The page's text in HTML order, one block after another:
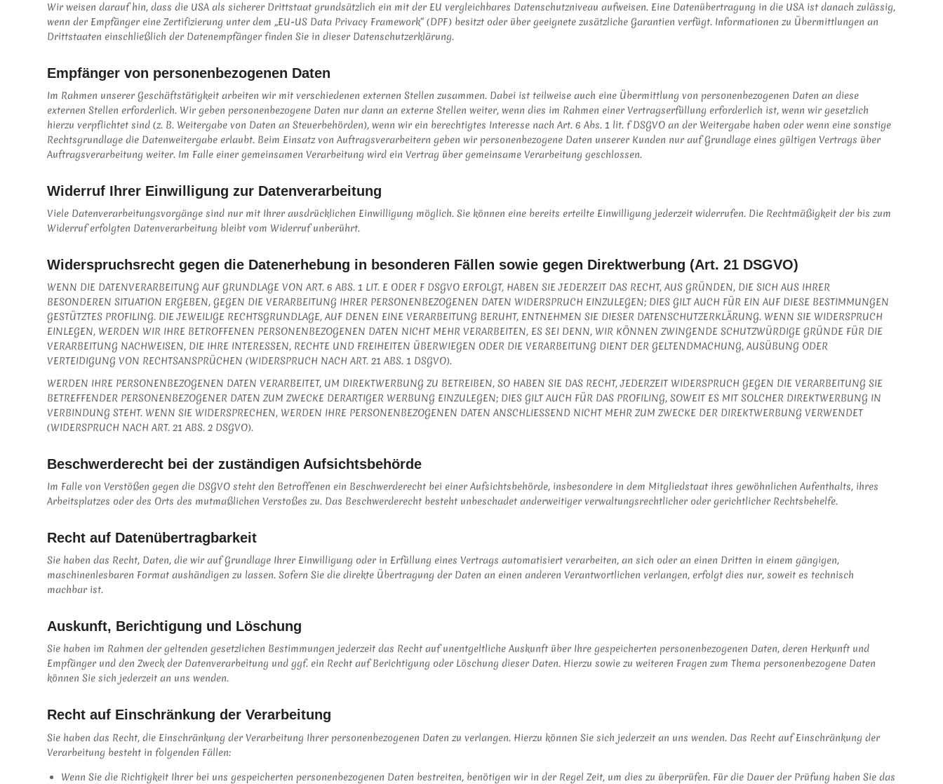
Wir weisen darauf hin, dass die USA als sicherer Drittstaat grundsätzlich ein mit der EU vergleichbares Datenschutzniveau aufweisen. Eine Datenübertragung in die USA ist danach zulässig,
wenn der Empfänger eine Zertifizierung unter dem „EU-US Data Privacy Framework“ (DPF) besitzt oder über geeignete zusätzliche Garantien verfügt. Informationen zu Übermittlungen an
Drittstaaten einschließlich der Datenempfänger finden Sie in dieser Datenschutzerklärung.
Empfänger von personenbezogenen Daten
Im Rahmen unserer Geschäftstätigkeit arbeiten wir mit verschiedenen externen Stellen zusammen. Dabei ist teilweise auch eine Übermittlung von personenbezogenen Daten an diese
externen Stellen erforderlich. Wir geben personenbezogene Daten nur dann an externe Stellen weiter, wenn dies im Rahmen einer Vertragserfüllung erforderlich ist, wenn wir gesetzlich
hierzu verpflichtet sind (z. B. Weitergabe von Daten an Steuerbehörden), wenn wir ein berechtigtes Interesse nach Art. 6 Abs. 1 lit. f DSGVO an der Weitergabe haben oder wenn eine sonstige
Rechtsgrundlage die Datenweitergabe erlaubt. Beim Einsatz von Auftragsverarbeitern geben wir personenbezogene Daten unserer Kunden nur auf Grundlage eines gültigen Vertrags über
Auftragsverarbeitung weiter. Im Falle einer gemeinsamen Verarbeitung wird ein Vertrag über gemeinsame Verarbeitung geschlossen.
Widerruf Ihrer Einwilligung zur Datenverarbeitung
Viele Datenverarbeitungsvorgänge sind nur mit Ihrer ausdrücklichen Einwilligung möglich. Sie können eine bereits erteilte Einwilligung jederzeit widerrufen. Die Rechtmäßigkeit der bis zum
Widerruf erfolgten Datenverarbeitung bleibt vom Widerruf unberührt.
Widerspruchsrecht gegen die Datenerhebung in besonderen Fällen sowie gegen Direktwerbung (Art. 21 DSGVO)
WENN DIE DATENVERARBEITUNG AUF GRUNDLAGE VON ART. 6 ABS. 1 LIT. E ODER F DSGVO ERFOLGT, HABEN SIE JEDERZEIT DAS RECHT, AUS GRÜNDEN, DIE SICH AUS IHRER
BESONDEREN SITUATION ERGEBEN, GEGEN DIE VERARBEITUNG IHRER PERSONENBEZOGENEN DATEN WIDERSPRUCH EINZULEGEN; DIES GILT AUCH FÜR EIN AUF DIESE BESTIMMUNGEN
GESTÜTZTES PROFILING. DIE JEWEILIGE RECHTSGRUNDLAGE, AUF DENEN EINE VERARBEITUNG BERUHT, ENTNEHMEN SIE DIESER DATENSCHUTZERKLÄRUNG. WENN SIE WIDERSPRUCH
EINLEGEN, WERDEN WIR IHRE BETROFFENEN PERSONENBEZOGENEN DATEN NICHT MEHR VERARBEITEN, ES SEI DENN, WIR KÖNNEN ZWINGENDE SCHUTZWÜRDIGE GRÜNDE FÜR DIE
VERARBEITUNG NACHWEISEN, DIE IHRE INTERESSEN, RECHTE UND FREIHEITEN ÜBERWIEGEN ODER DIE VERARBEITUNG DIENT DER GELTENDMACHUNG, AUSÜBUNG ODER
VERTEIDIGUNG VON RECHTSANSPRÜCHEN (WIDERSPRUCH NACH ART. 21 ABS. 1 DSGVO).
WERDEN IHRE PERSONENBEZOGENEN DATEN VERARBEITET, UM DIREKTWERBUNG ZU BETREIBEN, SO HABEN SIE DAS RECHT, JEDERZEIT WIDERSPRUCH GEGEN DIE VERARBEITUNG SIE
BETREFFENDER PERSONENBEZOGENER DATEN ZUM ZWECKE DERARTIGER WERBUNG EINZULEGEN; DIES GILT AUCH FÜR DAS PROFILING, SOWEIT ES MIT SOLCHER DIREKTWERBUNG IN
VERBINDUNG STEHT. WENN SIE WIDERSPRECHEN, WERDEN IHRE PERSONENBEZOGENEN DATEN ANSCHLIESSEND NICHT MEHR ZUM ZWECKE DER DIREKTWERBUNG VERWENDET
(WIDERSPRUCH NACH ART. 21 ABS. 2 DSGVO).
Beschwerde­recht bei der zuständigen Aufsichts­behörde
Im Falle von Verstößen gegen die DSGVO steht den Betroffenen ein Beschwerderecht bei einer Aufsichtsbehörde, insbesondere in dem Mitgliedstaat ihres gewöhnlichen Aufenthalts, ihres
Arbeitsplatzes oder des Orts des mutmaßlichen Verstoßes zu. Das Beschwerderecht besteht unbeschadet anderweitiger verwaltungsrechtlicher oder gerichtlicher Rechtsbehelfe.
Recht auf Daten­übertrag­barkeit
Sie haben das Recht, Daten, die wir auf Grundlage Ihrer Einwilligung oder in Erfüllung eines Vertrags automatisiert verarbeiten, an sich oder an einen Dritten in einem gängigen,
maschinenlesbaren Format aushändigen zu lassen. Sofern Sie die direkte Übertragung der Daten an einen anderen Verantwortlichen verlangen, erfolgt dies nur, soweit es technisch
machbar ist.
Auskunft, Berichtigung und Löschung
Sie haben im Rahmen der geltenden gesetzlichen Bestimmungen jederzeit das Recht auf unentgeltliche Auskunft über Ihre gespeicherten personenbezogenen Daten, deren Herkunft und
Empfänger und den Zweck der Datenverarbeitung und ggf. ein Recht auf Berichtigung oder Löschung dieser Daten. Hierzu sowie zu weiteren Fragen zum Thema personenbezogene Daten
können Sie sich jederzeit an uns wenden.
Recht auf Einschränkung der Verarbeitung
Sie haben das Recht, die Einschränkung der Verarbeitung Ihrer personenbezogenen Daten zu verlangen. Hierzu können Sie sich jederzeit an uns wenden. Das Recht auf Einschränkung der
Verarbeitung besteht in folgenden Fällen:
Wenn Sie die Richtigkeit Ihrer bei uns gespeicherten personenbezogenen Daten bestreiten, benötigen wir in der Regel Zeit, um dies zu überprüfen. Für die Dauer der Prüfung haben Sie das